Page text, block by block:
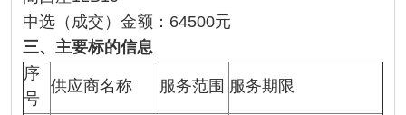
中选（成交）金额：64500元
三、 主要标的信息
序
号
供应商名称 服务范围 服务期限